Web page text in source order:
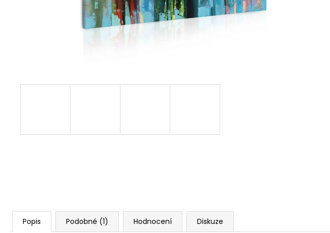
Popis Podobné (1) Hodnocení Diskuze
1 599 Kč
1 599 Kč